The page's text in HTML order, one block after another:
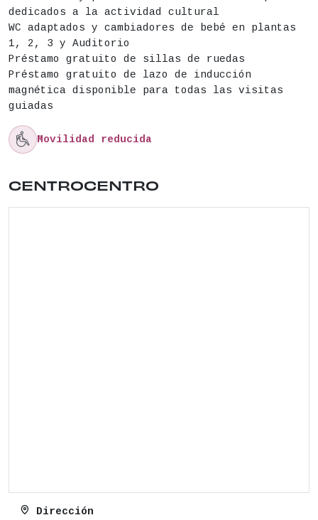
dedicados a la actividad cultural
WC adaptados y cambiadores de bebé en plantas
1, 2, 3 y Auditorio
Préstamo gratuito de sillas de ruedas
Préstamo gratuito de lazo de inducción
magnética disponible para todas las visitas
guiadas
 Movilidad reducida
CENTROCENTRO
Ubicación del lugar: PLAZA CIBELES , 1 .
Dirección